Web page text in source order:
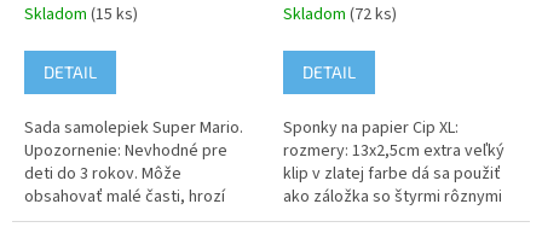
Skladom (15 ks)
DETAIL
Sada samolepiek Super Mario.
Upozornenie: Nevhodné pre
deti do 3 rokov. Môže
obsahovať malé časti, hrozí
riziko udusenia
Skladom (72 ks)
DETAIL
Sponky na papier Cip XL:
rozmery: 13x2,5cm extra veľký
klip v zlatej farbe dá sa použiť
ako záložka so štyrmi rôznymi
brmbolcami: tmavá ružová,